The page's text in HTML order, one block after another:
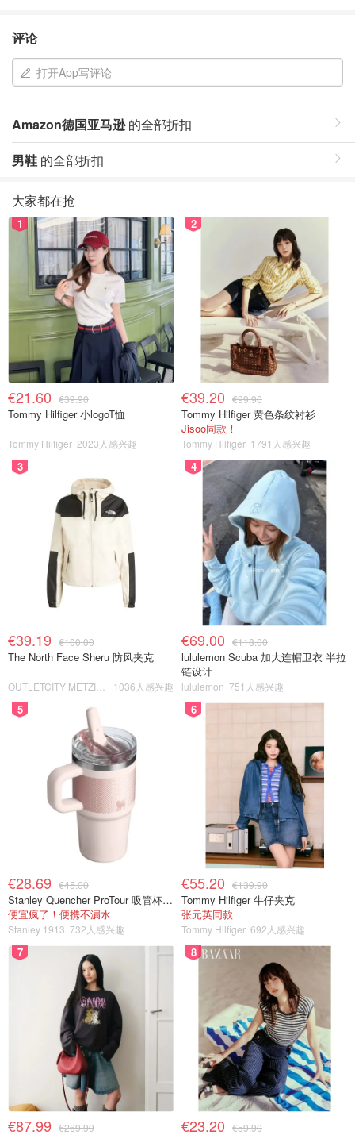
评论
打开App写评论
Amazon德国亚马逊的全部折扣
男鞋 的全部折扣
大家都在抢
1
€21.60 €39.90
Tommy Hilfiger 小logoT恤
Tommy Hilfiger 2023人感兴趣
2
€39.20 €99.90
Tommy Hilfiger 黄色条纹衬衫
Jisoo同款！
Tommy Hilfiger 1791人感兴趣
3
€39.19 €100.00
The North Face Sheru 防风夹克
1036人感兴趣
4
€69.00 €118.00
lululemon Scuba 加大连帽卫衣 半拉
链设计
lululemon 751人感兴趣
5
€28.69 €45.00
Stanley Quencher ProTour 吸管杯 0.59L
便宜疯了！便携不漏水
Stanley 1913 732人感兴趣
6
€55.20 €139.90
Tommy Hilfiger 牛仔夹克
张元英同款
Tommy Hilfiger 692人感兴趣
7
€87.99 €269.99
8
€23.20 €59.90